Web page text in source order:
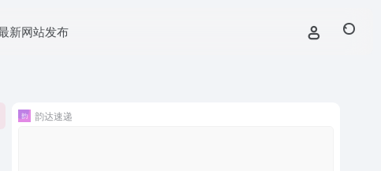
新网站发布
韵达速递